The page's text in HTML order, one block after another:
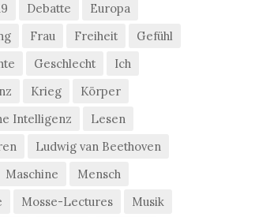
Debatte
Europa
Frau Freiheit
Gefühl
Geschlecht
Ich
Krieg
Körper
Intelligenz
Lesen
Ludwig van Beethoven
Maschine
Mensch
Mosse-Lectures
Musik